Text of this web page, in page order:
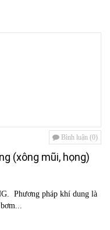
Bình luận (0)
(xông mũi, họng)
Phương pháp khí dung là